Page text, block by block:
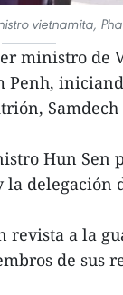
vietnamita,
ministro de
Samdech
Hun Sen
delegación
revista a la
de sus